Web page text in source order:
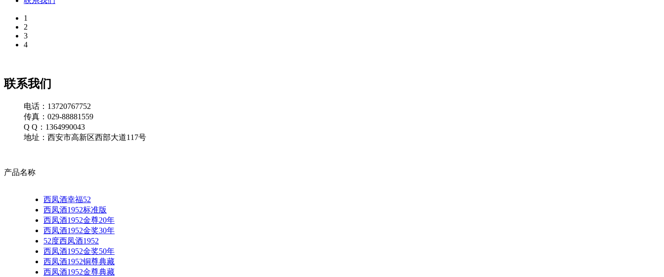
1
2
3
4
联系我们
电话：13720767752
传真：029-88881559
Q Q：1364990043
地址：西安市高新区西部大道117号
产品名称
西凤酒幸福52
西凤酒1952标准版
西凤酒1952金尊20年
西凤酒1952金奖30年
52度西凤酒1952
西凤酒1952金奖50年
西凤酒1952铜尊典藏
西凤酒1952金尊典藏